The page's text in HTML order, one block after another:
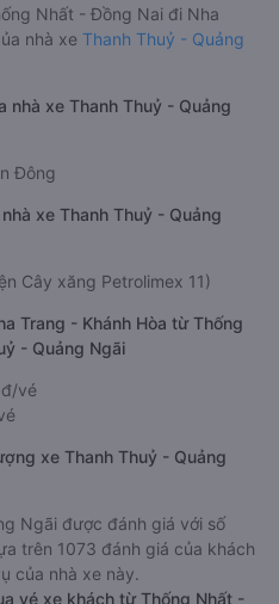
Nhất - Đồng Nai đi Nha
nhà xe Thanh Thuỷ - Quảng
nhà xe Thanh Thuỷ - Quảng
Đông
xe Thanh Thuỷ - Quảng
Cây xăng Petrolimex 11)
Trang - Khánh Hòa từ Thống
- Quảng Ngãi
vé
xe Thanh Thuỷ - Quảng
Ngãi được đánh giá với số
trên 1073 đánh giá của khách
của nhà xe này.
vé xe khách từ Thống Nhất -